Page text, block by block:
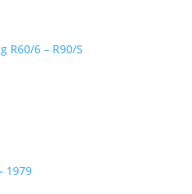
R60/6 – R90/S
1979